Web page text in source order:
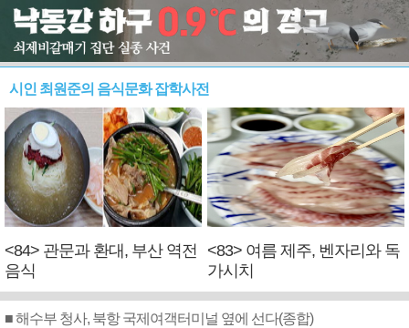
시인 최원준의 음식문화 잡학사전
<84> 관문과 환대, 부산 역전
음식
<83> 여름 제주, 벤자리와 독
가시치
■ 해수부 청사, 북항 국제여객터미널 옆에 선다(종합)